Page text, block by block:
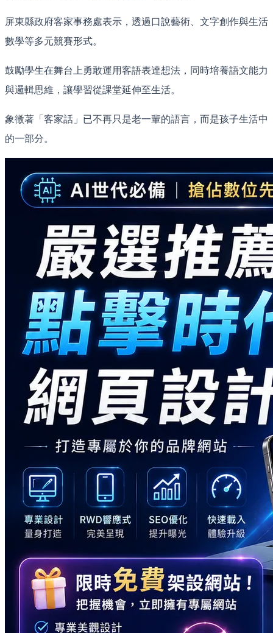
屏東縣政府客家事務處表示，透過口說藝術、文字創作與生活
數學等多元競賽形式。
鼓勵學生在舞台上勇敢運用客語表達想法，同時培養語文能力
與邏輯思維，讓學習從課堂延伸至生活。
象徵著「客家話」已不再只是老一輩的語言，而是孩子生活中
的一部分。